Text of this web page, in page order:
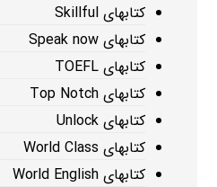
کتابهای Skillful
کتابهای Speak now
کتابهای TOEFL
کتابهای Top Notch
کتابهای Unlock
کتابهای World Class
کتابهای World English